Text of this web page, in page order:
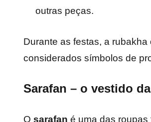
outras peças.
Durante as festas, a
considerados símbolos de
Sarafan – o vestido
O sarafan é uma das